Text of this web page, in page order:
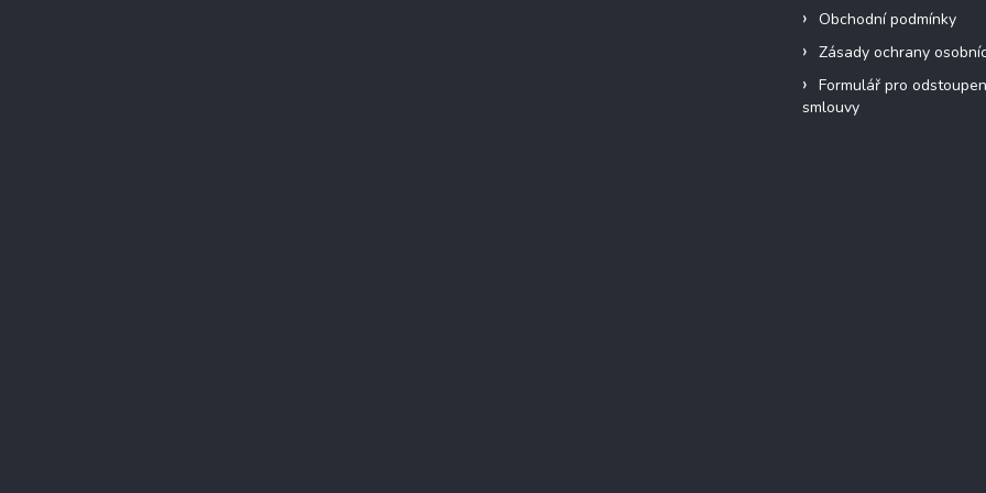
Obchodní podmínky
Zásady ochrany
Formulář pro
smlouvy